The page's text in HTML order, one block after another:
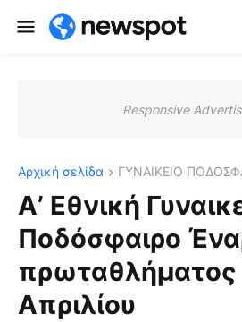
Responsive
Αρχική σελίδα ΓΥΝΑΙΚΕΙΟ
Α’ Εθνική
Ποδόσφαιρο
πρωταθλήματος
Aπριλίου